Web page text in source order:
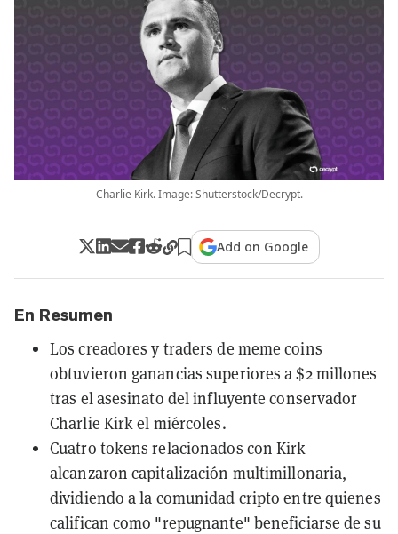
Charlie Kirk. Image: Shutterstock/Decrypt.
Add on Google
En Resumen
Los creadores y traders de meme coins
obtuvieron ganancias superiores a $2 millones
tras el asesinato del influyente conservador
Charlie Kirk el miércoles.
Cuatro tokens relacionados con Kirk
alcanzaron capitalización multimillonaria,
dividiendo a la comunidad cripto entre quienes
califican como "repugnante" beneficiarse de su